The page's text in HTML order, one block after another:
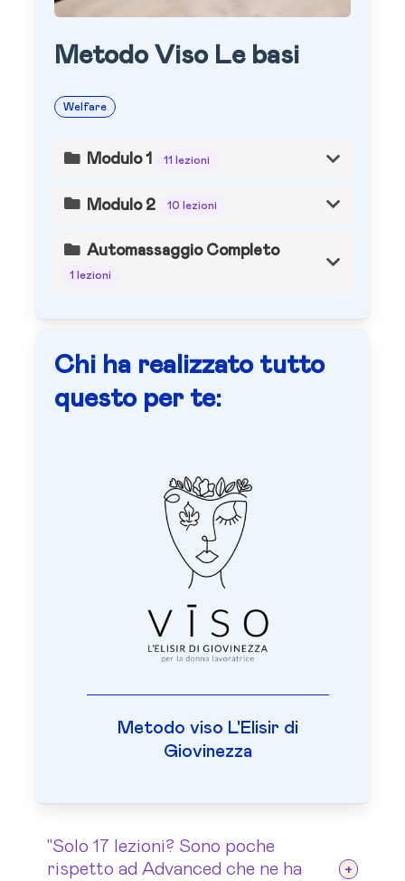
Metodo Viso Le basi
Welfare
Modulo 1 11 lezioni
Modulo 2 10 lezioni
Automassaggio Completo
1 lezioni
Chi ha realizzato tutto
questo per te:
Metodo viso L'Elisir di
Giovinezza
"Solo 17 lezioni? Sono poche
rispetto ad Advanced che ne ha